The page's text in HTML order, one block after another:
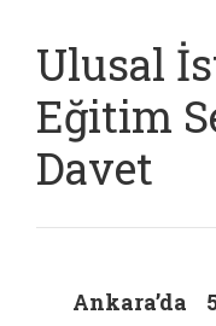
Ulusal
Eğitim
Davet
Ankara’da